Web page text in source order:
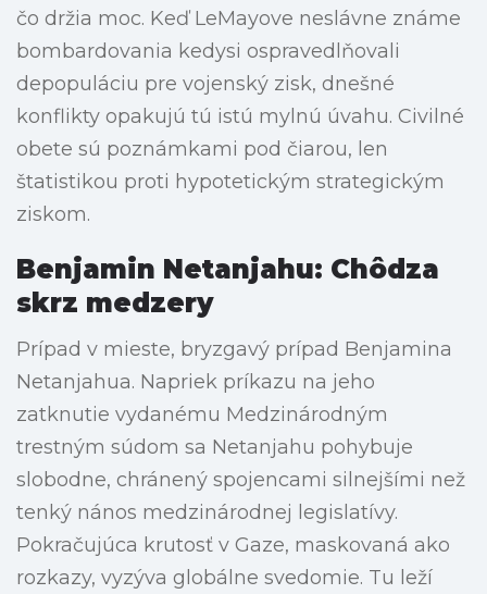
čo držia moc. Keď LeMayove neslávne známe
bombardovania kedysi ospravedlňovali
depopuláciu pre vojenský zisk, dnešné
konflikty opakujú tú istú mylnú úvahu. Civilné
obete sú poznámkami pod čiarou, len
štatistikou proti hypotetickým strategickým
ziskom.
Benjamin Netanjahu: Chôdza
skrz medzery
Prípad v mieste, bryzgavý prípad Benjamina
Netanjahua. Napriek príkazu na jeho
zatknutie vydanému Medzinárodným
trestným súdom sa Netanjahu pohybuje
slobodne, chránený spojencami silnejšími než
tenký nános medzinárodnej legislatívy.
Pokračujúca krutosť v Gaze, maskovaná ako
rozkazy, vyzýva globálne svedomie. Tu leží